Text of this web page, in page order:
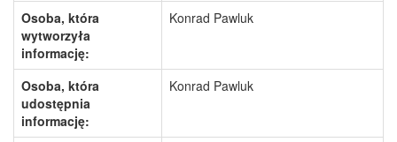
Osoba, która
wytworzyła
informację:
Konrad Pawluk
Osoba, która
udostępnia
informację:
Konrad Pawluk